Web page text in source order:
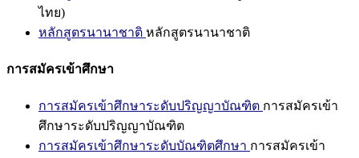
ไทย)
หลักสูตรนานาชาติ หลักสูตรนานาชาติ
การสมัครเข้าศึกษา
การสมัครเข้าศึกษาระดับปริญญาบัณฑิต การสมัครเข้า
ศึกษาระดับปริญญาบัณฑิต
การสมัครเข้าศึกษาระดับบัณฑิตศึกษา การสมัครเข้า